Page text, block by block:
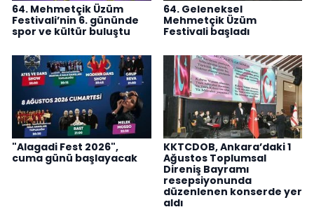
64. Mehmetçik Üzüm
Festivali’nin 6. gününde
spor ve kültür buluştu
64. Geleneksel
Mehmetçik Üzüm
Festivali başladı
"Alagadi Fest 2026",
cuma günü başlayacak
KKTCDOB, Ankara’daki 1
Ağustos Toplumsal
Direniş Bayramı
resepsiyonunda
düzenlenen konserde yer
aldı